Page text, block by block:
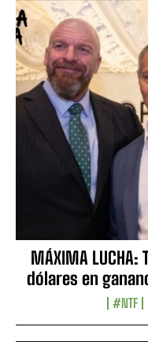
MÁXIMA
dólares en
#NTF